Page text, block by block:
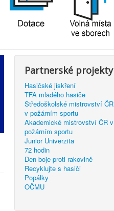
Partnerské projekty
Hasičské jiskření
TFA mladého hasiče
Středoškolské mistrovství ČR
v požárním sportu
Akademické mistrovství ČR v
požárním sportu
Junior Univerzita
72 hodin
Den boje proti rakovině
Recyklujte s hasiči
Popálky
OČMU